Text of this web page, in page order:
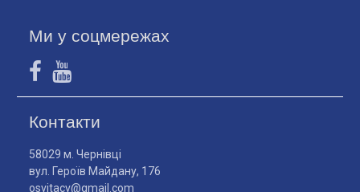
Ми у соцмережах
Контакти
58029 м. Чернівці
вул. Героїв Майдану, 176
osvitacv@gmail.com